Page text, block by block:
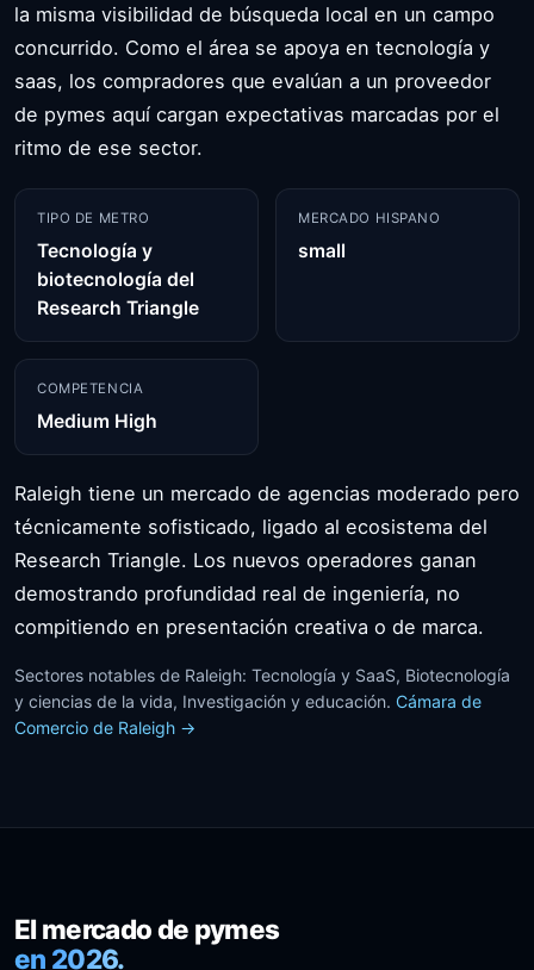
la misma visibilidad de búsqueda local en un campo
concurrido. Como el área se apoya en tecnología y
saas, los compradores que evalúan a un proveedor
de pymes aquí cargan expectativas marcadas por el
ritmo de ese sector.
TIPO DE METRO
Tecnología y
biotecnología del
Research Triangle
MERCADO HISPANO
small
COMPETENCIA
Medium High
Raleigh tiene un mercado de agencias moderado pero
técnicamente sofisticado, ligado al ecosistema del
Research Triangle. Los nuevos operadores ganan
demostrando profundidad real de ingeniería, no
compitiendo en presentación creativa o de marca.
Sectores notables de Raleigh: Tecnología y SaaS, Biotecnología
y ciencias de la vida, Investigación y educación. Cámara de
Comercio de Raleigh →
El mercado de pymes
en 2026.